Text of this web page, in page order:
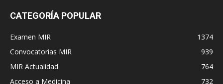
CATEGORÍA POPULAR
Examen MIR
1374
Convocatorias MIR
939
MIR Actualidad
764
Acceso a Medicina
732